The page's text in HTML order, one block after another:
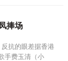
捧场
抗的眼差据香港
手费玉清（小